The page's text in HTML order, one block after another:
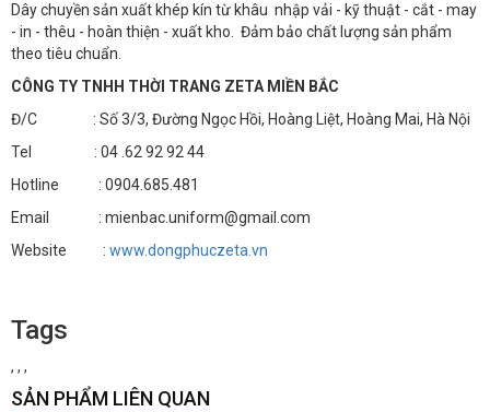
Dây chuyền sản xuất khép kín từ khâu nhập vải - kỹ thuật - cắt - may
- in - thêu - hoàn thiện - xuất kho. Đảm bảo chất lượng sản phẩm
theo tiêu chuẩn.
CÔNG TY TNHH THỜI TRANG ZETA MIỀN BẮC
Đ/C : Số 3/3, Đường Ngọc Hồi, Hoàng Liệt, Hoàng Mai, Hà Nội
Tel : 04 .62 92 92 44
Hotline : 0904.685.481
Email : mienbac.uniform@gmail.com
Website : www.dongphuczeta.vn
Tags
, , ,
SẢN PHẨM LIÊN QUAN